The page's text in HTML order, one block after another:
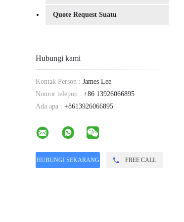
Quote Request Suatu
Hubungi kami
Kontak Person : James Lee
Nomor telepon : +86 13926066895
Ada apa : +8613926066895
FREE CALL